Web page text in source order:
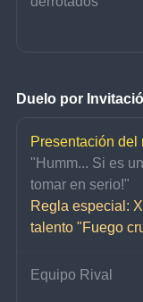
Duelo por
Presentación del
"Humm... Si es
tomar en serio!"
Regla especial:
talento "Fuego
Equipo Rival